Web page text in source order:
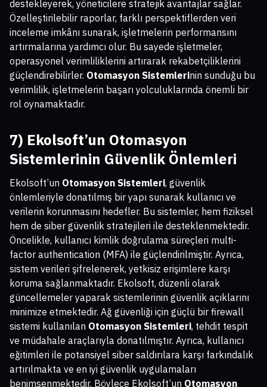
destekleyerek, yöneticilere stratejik avantajlar sağlar.
Özelleştirilebilir raporlar, farklı perspektiflerden veri
inceleme imkânı sunarak, işletmelerin performansını
artırmalarına yardımcı olur. Bu sayede işletmeler,
operasyonel verimliliklerini artırarak rekabetçiliklerini
güçlendirebilirler. Otomasyon Sistemlerinin sunduğu bu
verimlilik, işletmelerin başarı yolculuklarında önemli bir
rol oynamaktadır.
7) Ekolsoft’un Otomasyon
Sistemlerinin Güvenlik Önlemleri
Ekolsoft’un Otomasyon Sistemleri, güvenlik
önlemleriyle donatılmış bir yapı sunarak kullanıcı ve
verilerin korunmasını hedefler. Bu sistemler, hem fiziksel
hem de siber güvenlik stratejileri ile desteklenmektedir.
Öncelikle, kullanıcı kimlik doğrulama süreçleri multi-
factor authentication (MFA) ile güçlendirilmiştir. Ayrıca,
sistem verileri şifrelenerek, yetkisiz erişimlere karşı
koruma sağlanmaktadır. Ekolsoft, düzenli olarak
güncellemeler yaparak sistemlerinin güvenlik açıklarını
minimize etmektedir. Ağ güvenliği için güçlü bir firewall
sistemi kullanılan Otomasyon Sistemleri, tehdit tespit
ve müdahale araçlarıyla donatılmıştır. Ayrıca, kullanıcı
eğitimleri ile potansiyel siber saldırılara karşı farkındalık
artırılmakta ve en iyi güvenlik uygulamaları
benimsenmektedir. Böylece Ekolsoft’un Otomasyon